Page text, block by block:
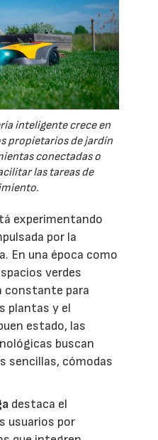
inteligente crece en
propietarios de jardín
conectadas o
las tareas de
experimentando
por la
En una época como
verdes
constante para
plantas y el
estado, las
buscan
sencillas, cómodas
destaca el
usuarios por